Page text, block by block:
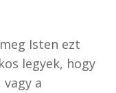
Isten ezt
legyek, hogy
a